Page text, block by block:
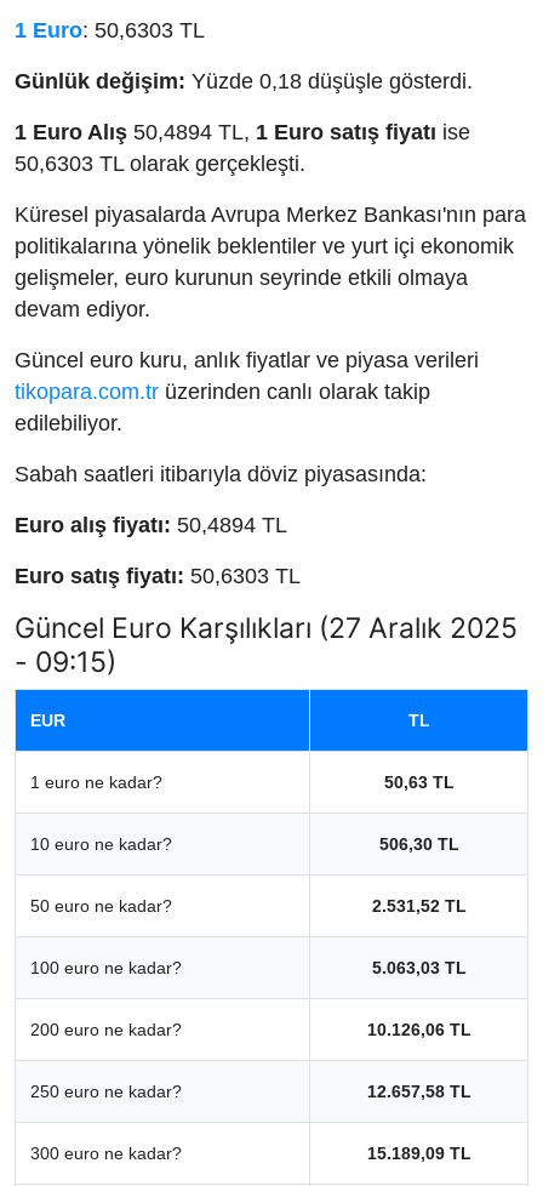
1 Euro: 50,6303 TL
Günlük değişim: Yüzde 0,18 düşüşle gösterdi.
1 Euro Alış 50,4894 TL, 1 Euro satış fiyatı ise
50,6303 TL olarak gerçekleşti.
Küresel piyasalarda Avrupa Merkez Bankası'nın para
politikalarına yönelik beklentiler ve yurt içi ekonomik
gelişmeler, euro kurunun seyrinde etkili olmaya
devam ediyor.
Güncel euro kuru, anlık fiyatlar ve piyasa verileri
tikopara.com.tr üzerinden canlı olarak takip
edilebiliyor.
Sabah saatleri itibarıyla döviz piyasasında:
Euro alış fiyatı: 50,4894 TL
Euro satış fiyatı: 50,6303 TL
Güncel Euro Karşılıkları (27 Aralık 2025
- 09:15)
EUR TL
1 euro ne kadar? 50,63 TL
10 euro ne kadar? 506,30 TL
50 euro ne kadar? 2.531,52 TL
100 euro ne kadar? 5.063,03 TL
200 euro ne kadar? 10.126,06 TL
250 euro ne kadar? 12.657,58 TL
300 euro ne kadar? 15.189,09 TL